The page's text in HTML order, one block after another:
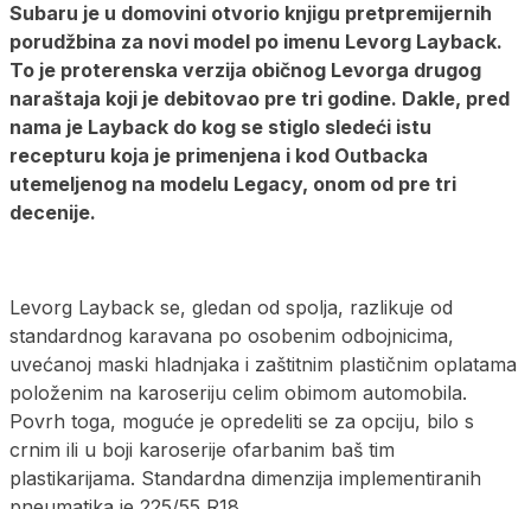
Subaru je u domovini otvorio knjigu pretpremijernih
porudžbina za novi model po imenu Levorg Layback.
To je proterenska verzija običnog Levorga drugog
naraštaja koji je debitovao pre tri godine. Dakle, pred
nama je Layback do kog se stiglo sledeći istu
recepturu koja je primenjena i kod Outbacka
utemeljenog na modelu Legacy, onom od pre tri
decenije.
Levorg Layback se, gledan od spolja, razlikuje od
standardnog karavana po osobenim odbojnicima,
uvećanoj maski hladnjaka i zaštitnim plastičnim oplatama
položenim na karoseriju celim obimom automobila.
Povrh toga, moguće je opredeliti se za opciju, bilo s
crnim ili u boji karoserije ofarbanim baš tim
plastikarijama. Standardna dimenzija implementiranih